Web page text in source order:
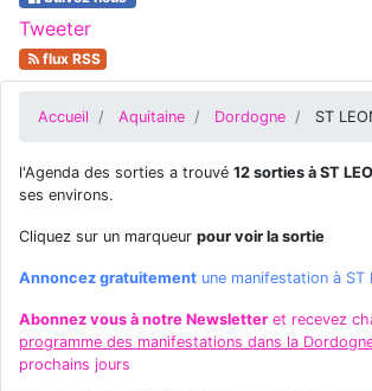
Tweeter
flux RSS
Accueil Aquitaine Dordogne ST
l'Agenda des sorties a trouvé 12 sorties à ST
ses environs.
Cliquez sur un marqueur pour voir la sortie
Annoncez gratuitement une manifestation à ST
Abonnez vous à notre Newsletter et recevez
programme des manifestations dans la
prochains jours